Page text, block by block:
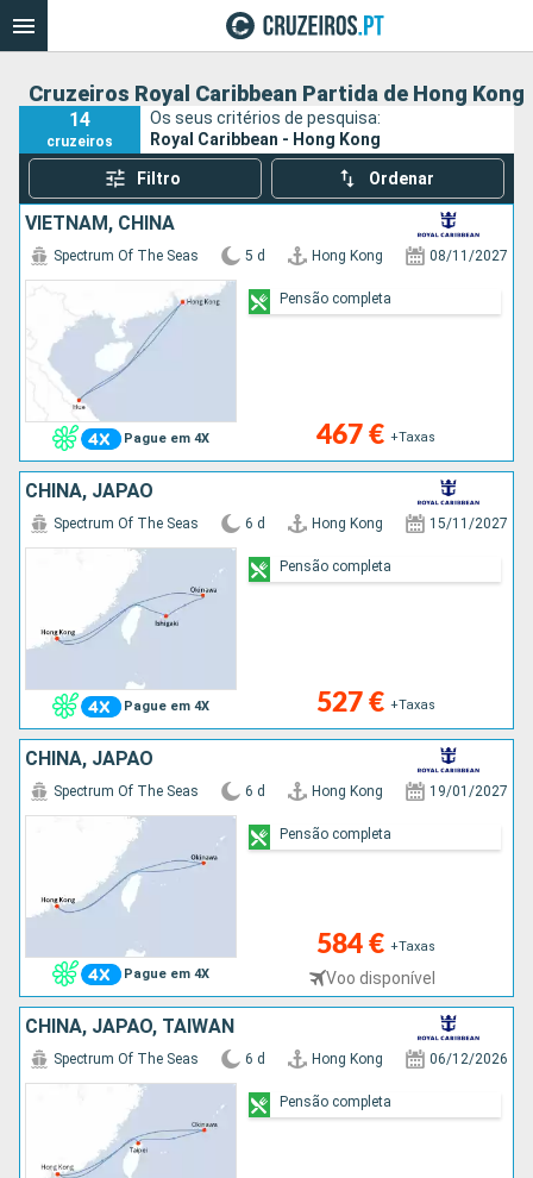
Cruzeiros Royal Caribbean Partida de Hong Kong
14
cruzeiros
Os seus critérios de pesquisa:
Royal Caribbean - Hong Kong
Filtro Ordenar
VIETNAM, CHINA
Pague em 4X
Spectrum Of The Seas 5 d Hong Kong 08/11/2027
467 € +Taxas
Pensão completa
CHINA, JAPÃO
Pague em 4X
Spectrum Of The Seas 6 d Hong Kong 15/11/2027
527 € +Taxas
Pensão completa
CHINA, JAPÃO
Pague em 4X
Spectrum Of The Seas 6 d Hong Kong 19/01/2027
584 € +Taxas
Voo disponível
Pensão completa
CHINA, JAPÃO, TAIWAN
Spectrum Of The Seas 6 d Hong Kong 06/12/2026
Pensão completa